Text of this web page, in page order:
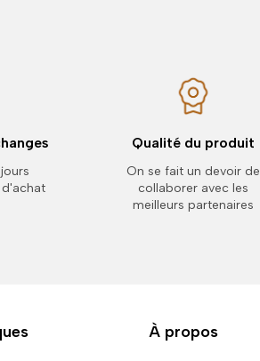
d'achat
Qualité du produit
On se fait un devoir de
collaborer avec les
meilleurs partenaires
À propos